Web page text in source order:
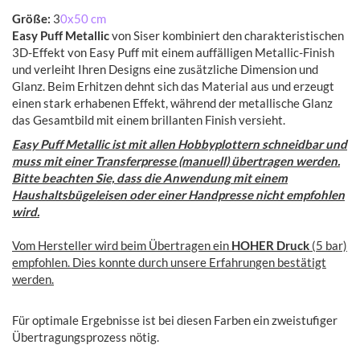
Größe: 30x50 cm
Easy Puff Metallicvon Siser kombiniert den charakteristischen
3D-Effekt von Easy Puff mit einem auffälligen Metallic-Finish
und verleiht Ihren Designs eine zusätzliche Dimension und
Glanz. Beim Erhitzen dehnt sich das Material aus und erzeugt
einen stark erhabenen Effekt, während der metallische Glanz
das Gesamtbild mit einem brillanten Finish versieht.
Easy Puff Metallic ist mit allen Hobbyplottern schneidbar und
muss mit einer Transferpresse (manuell) übertragen werden.
Bitte beachten Sie, dass die Anwendung mit einem
Haushaltsbügeleisen oder einer Handpresse nicht empfohlen
wird.
Vom Hersteller wird beim Übertragen ein HOHER Druck (5 bar)
empfohlen. Dies konnte durch unsere Erfahrungen bestätigt
werden.
Für optimale Ergebnisse ist bei diesen Farben ein zweistufiger
Übertragungsprozess nötig.